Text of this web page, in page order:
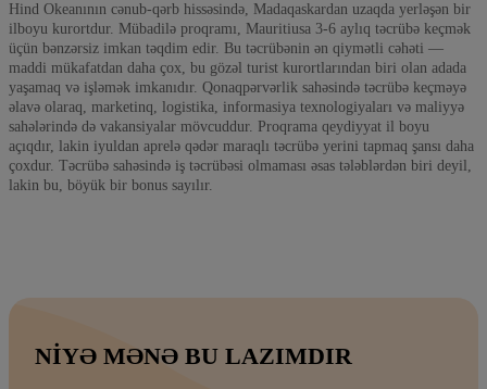
Hind Okeanının cənub-qərb hissəsində, Madaqaskardan uzaqda yerləşən bir
ilboyu kurortdur. Mübadilə proqramı, Mauritiusa 3-6 aylıq təcrübə keçmək
üçün bənzərsiz imkan təqdim edir. Bu təcrübənin ən qiymətli cəhəti —
maddi mükafatdan daha çox, bu gözəl turist kurortlarından biri olan adada
yaşamaq və işləmək imkanıdır. Qonaqpərvərlik sahəsində təcrübə keçməyə
əlavə olaraq, marketinq, logistika, informasiya texnologiyaları və maliyyə
sahələrində də vakansiyalar mövcuddur. Proqrama qeydiyyat il boyu
açıqdır, lakin iyuldan aprelə qədər maraqlı təcrübə yerini tapmaq şansı daha
çoxdur. Təcrübə sahəsində iş təcrübəsi olmaması əsas tələblərdən biri deyil,
lakin bu, böyük bir bonus sayılır.
NIYƏ MƏNƏ BU LAZIMDIR